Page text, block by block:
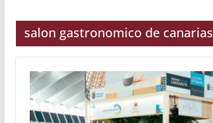
salon gastronomico de canarias